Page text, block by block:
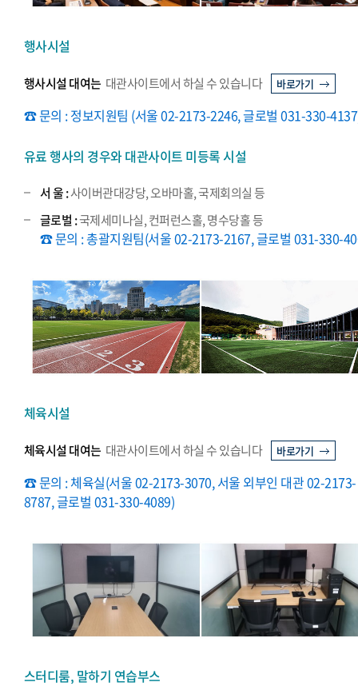
행사시설
행사시설 대여는 대관사이트에서 하실 수 있습니다 바로가기
☎ 문의 : 정보지원팀 (서울 02-2173-2246, 글로벌 031-330-
유료 행사의 경우와 대관사이트 미등록 시설
서 울 :사이버관대강당, 오바마홀, 국제회의실 등
글로벌 :국제세미나실, 컨퍼런스홀, 명수당홀 등
☎ 문의 : 총괄지원팀(서울 02-2173-2167, 글로벌 031-330-
체육시설
체육시설 대여는 대관사이트에서 하실 수 있습니다 바로가기
☎ 문의 : 체육실(서울 02-2173-3070, 서울 외부인 대관 02-2173-
8787, 글로벌 031-330-4089)
스터디룸, 말하기 연습부스